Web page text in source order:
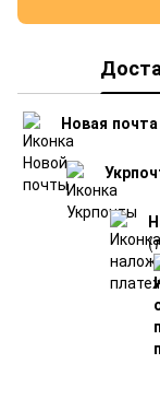
Новая почта
(